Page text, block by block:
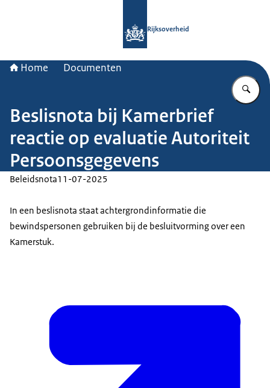
Rijksoverheid
Home Documenten
Beslisnota bij Kamerbrief
reactie op evaluatie Autoriteit
Persoonsgegevens
Beleidsnota11-07-2025
In een beslisnota staat achtergrondinformatie die
bewindspersonen gebruiken bij de besluitvorming over een
Kamerstuk.